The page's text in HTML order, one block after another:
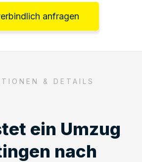
anfragen
& DETAILS
ein Umzug
nach